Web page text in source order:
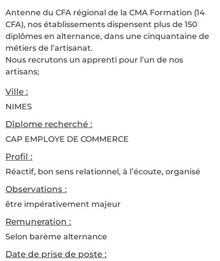
Antenne du CFA régional de la CMA Formation (14
CFA), nos établissements dispensent plus de 150
diplômes en alternance, dans une cinquantaine de
métiers de l’artisanat.
Nous recrutons un apprenti pour l’un de nos
artisans;
Ville :
NIMES
Dîplome recherché :
CAP EMPLOYE DE COMMERCE
Profil :
Réactif, bon sens relationnel, à l’écoute, organisé
Observations :
être impérativement majeur
Remuneration :
Selon barème alternance
Date de prise de poste :